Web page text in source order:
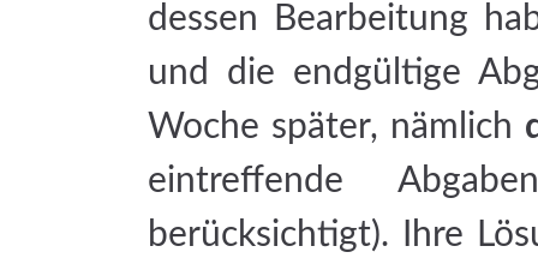
dessen Bearbeitung
und die endgültige
Woche später, nämlich
eintreffende
berücksichtigt). Ihre